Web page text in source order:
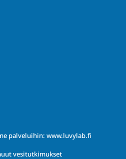
palveluihin: www.luvylab.fi
vesitutkimukset